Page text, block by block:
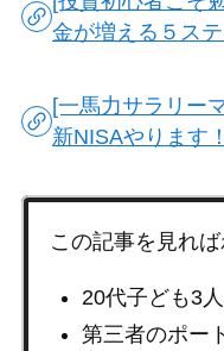
金が増える５ス
[一馬力サラリー
新NISAやります！
この記事を見れ
20代子ども3
第三者のポー